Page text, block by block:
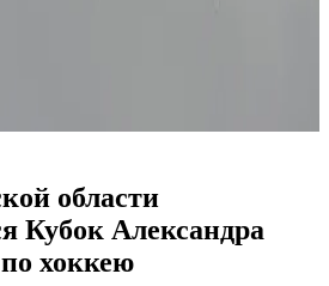
области
Кубок Александра
хоккею